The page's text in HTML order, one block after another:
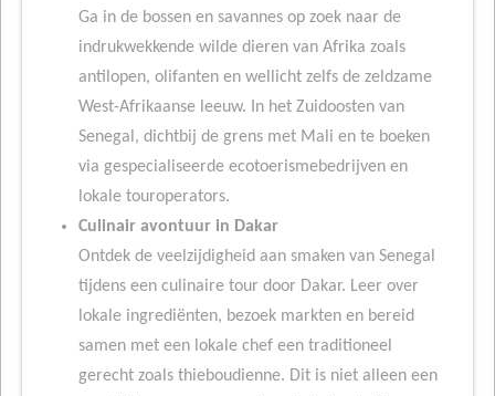
Ga in de bossen en savannes op zoek naar de
indrukwekkende wilde dieren van Afrika zoals
antilopen, olifanten en wellicht zelfs de zeldzame
West-Afrikaanse leeuw. In het Zuidoosten van
Senegal, dichtbij de grens met Mali en te boeken
via gespecialiseerde ecotoerismebedrijven en
lokale touroperators.
Culinair avontuur in Dakar
Ontdek de veelzijdigheid aan smaken van Senegal
tijdens een culinaire tour door Dakar. Leer over
lokale ingrediënten, bezoek markten en bereid
samen met een lokale chef een traditioneel
gerecht zoals thieboudienne. Dit is niet alleen een